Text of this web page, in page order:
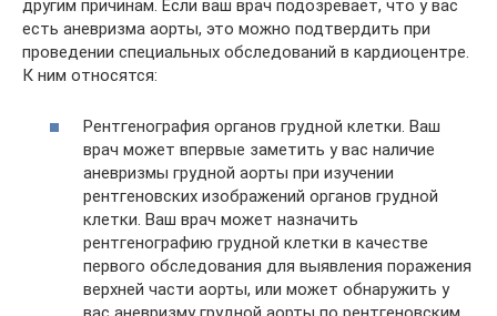
другим причинам. Если ваш врач подозревает, что у вас
есть аневризма аорты, это можно подтвердить при
проведении специальных обследований в кардиоцентре.
К ним относятся:
Рентгенография органов грудной клетки. Ваш
врач может впервые заметить у вас наличие
аневризмы грудной аорты при изучении
рентгеновских изображений органов грудной
клетки. Ваш врач может назначить
рентгенографию грудной клетки в качестве
первого обследования для выявления поражения
верхней части аорты, или может обнаружить у